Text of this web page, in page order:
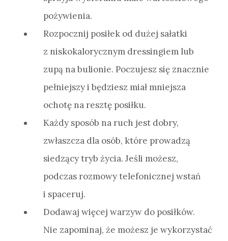
pożywienia.
Rozpocznij posiłek od dużej sałatki
z niskokalorycznym dressingiem lub
zupą na bulionie. Poczujesz się znacznie
pełniejszy i będziesz miał mniejsza
ochotę na resztę posiłku.
Każdy sposób na ruch jest dobry,
zwłaszcza dla osób, które prowadzą
siedzący tryb życia. Jeśli możesz,
podczas rozmowy telefonicznej wstań
i spaceruj.
Dodawaj więcej warzyw do posiłków.
Nie zapominaj, że możesz je wykorzystać